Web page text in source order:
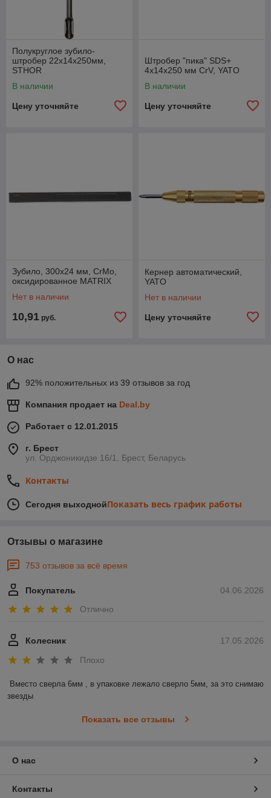
Полукруглое зубило-
штробер 22x14x250мм,
STHOR
В наличии
Цену уточняйте
Штробер "пика" SDS+
4x14x250 мм CrV, YATO
В наличии
Цену уточняйте
Зубило, 300х24 мм, CrMo,
оксидированное MATRIX
Нет в наличии
10,91 руб.
Кернер автоматический,
YATO
Нет в наличии
Цену уточняйте
О нас
92% положительных из 39 отзывов за год
Компания продает на Deal.by
Работает с 12.01.2015
г. Брест
ул. Орджоникидзе 16/1, Брест, Беларусь
Контакты
Сегодня выходнойПоказать весь график работы
Отзывы о магазине
753 отзывов за всё время
04.06.2026
Покупатель
Отлично
17.05.2026
Колесник
Плохо
Вместо сверла 6мм , в упаковке лежало сверло 5мм, за это снимаю
звезды
Показать все отзывы
О нас
Контакты